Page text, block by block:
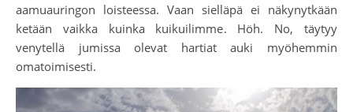
aamuauringon loisteessa. Vaan sielläpä ei näkynytkään
ketään vaikka kuinka kuikuilimme. Höh. No, täytyy
venytellä jumissa olevat hartiat auki myöhemmin
omatoimisesti.